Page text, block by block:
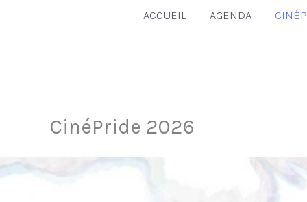
ACCUEIL AGENDA
CinéPride 2026